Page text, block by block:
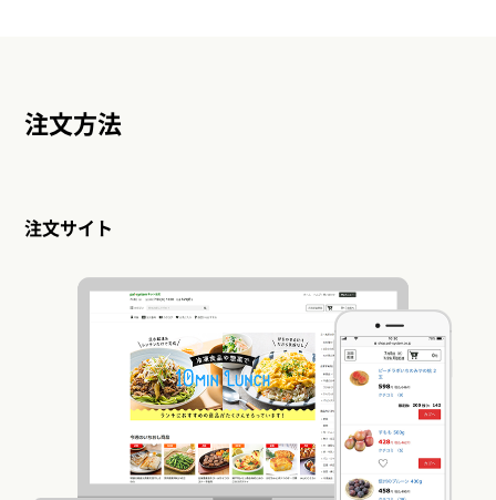
注文方法
注文サイト